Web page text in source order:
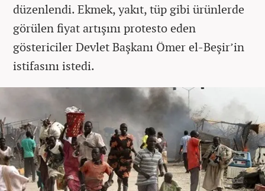
düzenlendi. Ekmek, yakıt, tüp gibi ürünlerde
görülen fiyat artışını protesto eden
göstericiler Devlet Başkanı Ömer el-Beşir’in
istifasını istedi.